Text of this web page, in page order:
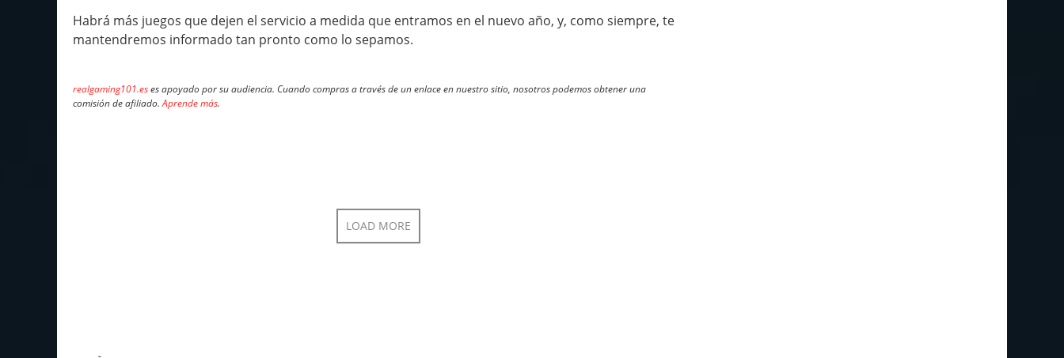
Habrá más juegos que dejen el servicio a medida que entramos en el nuevo año, y, como siempre, te
mantendremos informado tan pronto como lo sepamos.
realgaming101.eses apoyado por su audiencia. Cuando compras a través de un enlace en nuestro sitio, nosotros podemos obtener una
comisión de afiliado.Aprende más.
LOAD MORE